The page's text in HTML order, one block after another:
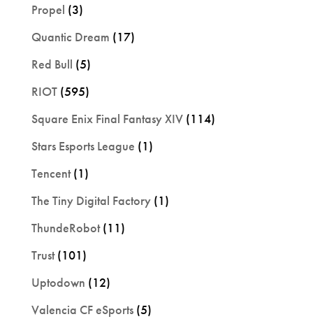
Propel (3)
Quantic Dream (17)
Red Bull (5)
RIOT(595)
Square Enix Final Fantasy XIV(114)
Stars Esports League (1)
Tencent(1)
The Tiny Digital Factory(1)
ThundeRobot(11)
Trust(101)
Uptodown (12)
Valencia CF eSports(5)